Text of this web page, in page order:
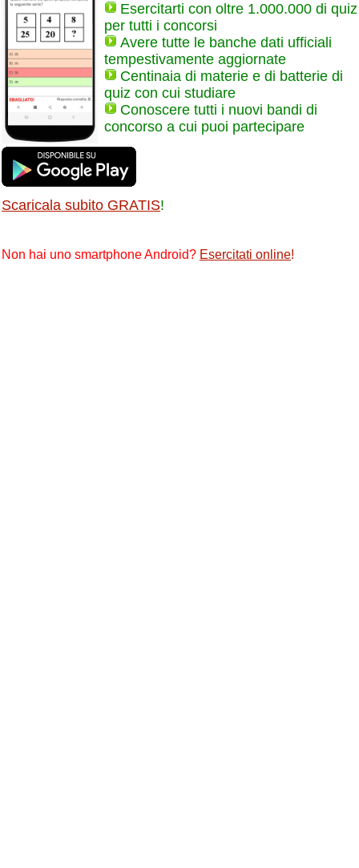
Esercitarti con oltre 1.000.000 di quiz
per tutti i concorsi
Avere tutte le banche dati ufficiali
tempestivamente aggiornate
Centinaia di materie e di batterie di
quiz con cui studiare
Conoscere tutti i nuovi bandi di
concorso a cui puoi partecipare
Scaricala subito GRATIS!
Non hai uno smartphone Android? Esercitati online!